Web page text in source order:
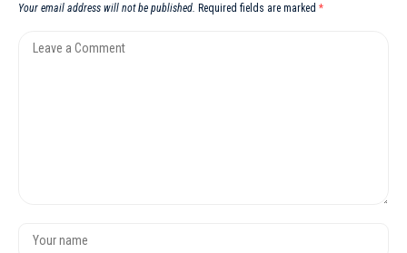
Your email address will not be published. Required fields are marked *